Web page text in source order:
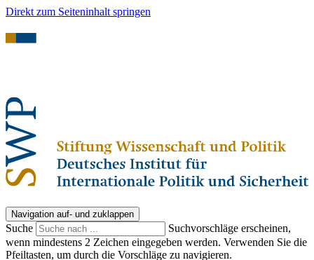
Direkt zum Seiteninhalt springen
Navigation auf- und zuklappen
Suche
Suchvorschläge erscheinen,
wenn mindestens 2 Zeichen eingegeben werden. Verwenden Sie die
Pfeiltasten, um durch die Vorschläge zu navigieren.